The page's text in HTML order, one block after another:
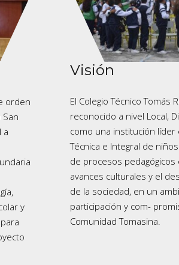
orden
San
a
y
Visión
El Colegio Técnico Tomás
reconocido a nivel Local,
como una institución líder
Técnica e Integral de
de procesos
avances culturales y el
de la sociedad, en un
participación y com-
Comunidad Tomasina.